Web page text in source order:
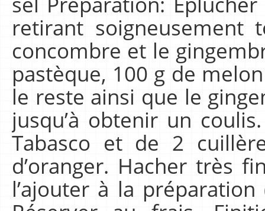
retirant soigneusement
concombre et le
pastèque, 100 g de
le reste ainsi que le
jusqu’à obtenir un
Tabasco et de 2
d’oranger. Hacher très
l’ajouter à la